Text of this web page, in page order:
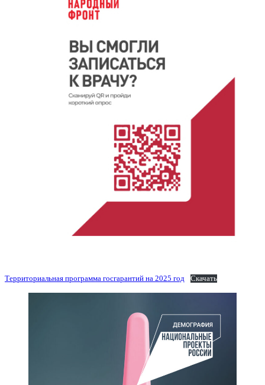
Территориальная программа госгарантий на 2025 год Скачать